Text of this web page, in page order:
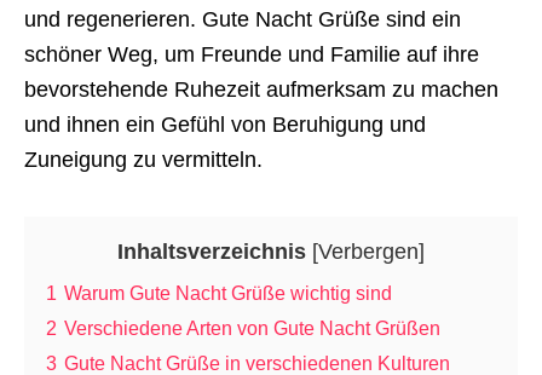
und regenerieren. Gute Nacht Grüße sind ein
schöner Weg, um Freunde und Familie auf ihre
bevorstehende Ruhezeit aufmerksam zu machen
und ihnen ein Gefühl von Beruhigung und
Zuneigung zu vermitteln.
Inhaltsverzeichnis [Verbergen]
1 Warum Gute Nacht Grüße wichtig sind
2 Verschiedene Arten von Gute Nacht Grüßen
3 Gute Nacht Grüße in verschiedenen Kulturen